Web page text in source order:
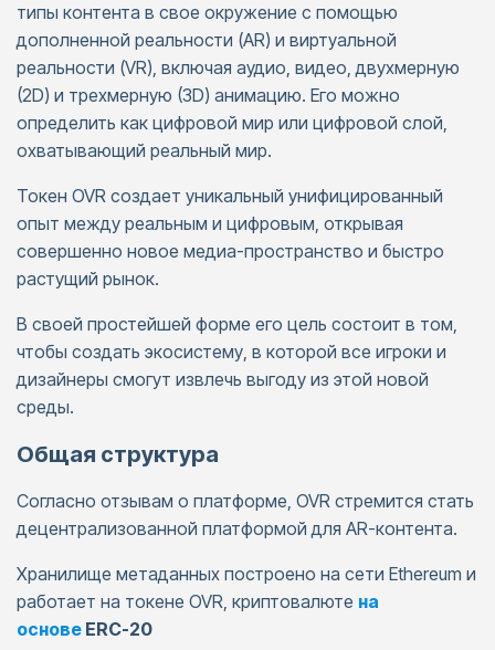
типы контента в свое окружение с помощью
дополненной реальности (AR) и виртуальной
реальности (VR), включая аудио, видео, двухмерную
(2D) и трехмерную (3D) анимацию. Его можно
определить как цифровой мир или цифровой слой,
охватывающий реальный мир.
Токен OVR создает уникальный унифицированный
опыт между реальным и цифровым, открывая
совершенно новое медиа-пространство и быстро
растущий рынок.
В своей простейшей форме его цель состоит в том,
чтобы создать экосистему, в которой все игроки и
дизайнеры смогут извлечь выгоду из этой новой
среды.
Общая структура
Согласно отзывам о платформе, OVR стремится стать
децентрализованной платформой для AR-контента.
Хранилище метаданных построено на сети Ethereum и
работает на токене OVR, криптовалюте на
основе ERC-20